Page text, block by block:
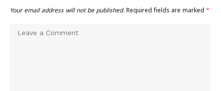
Your email address will not be published. Required fields are marked *